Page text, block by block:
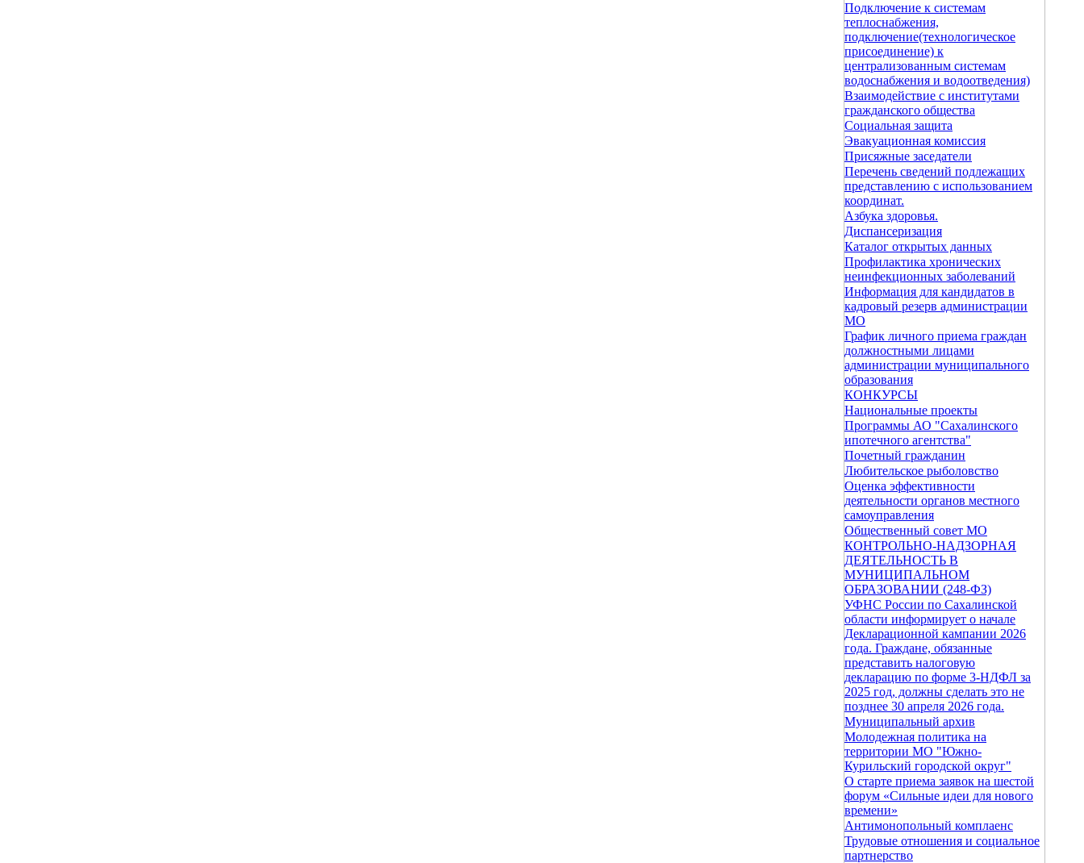
Подключение к системам
теплоснабжения,
подключение(технологическое
присоединение) к
централизованным системам
водоснабжения и водоотведения)
Взаимодействие с институтами
гражданского общества
Социальная защита
Эвакуационная комиссия
Присяжные заседатели
Перечень сведений подлежащих
представлению с использованием
координат.
Азбука здоровья.
Диспансеризация
Каталог открытых данных
Профилактика хронических
неинфекционных заболеваний
Информация для кандидатов в
кадровый резерв администрации
МО
График личного приема граждан
должностными лицами
администрации муниципального
образования
КОНКУРСЫ
Национальные проекты
Программы АО "Сахалинского
ипотечного агентства"
Почетный гражданин
Любительское рыболовство
Оценка эффективности
деятельности органов местного
самоуправления
Общественный совет МО
КОНТРОЛЬНО-НАДЗОРНАЯ
ДЕЯТЕЛЬНОСТЬ В
МУНИЦИПАЛЬНОМ
ОБРАЗОВАНИИ (248-ФЗ)
УФНС России по Сахалинской
области информирует о начале
Декларационной кампании 2026
года. Граждане, обязанные
представить налоговую
декларацию по форме 3-НДФЛ за
2025 год, должны сделать это не
позднее 30 апреля 2026 года.
Муниципальный архив
Молодежная политика на
территории МО "Южно-
Курильский городской округ"
О старте приема заявок на шестой
форум «Сильные идеи для нового
времени»
Антимонопольный комплаенс
Трудовые отношения и социальное
партнерство